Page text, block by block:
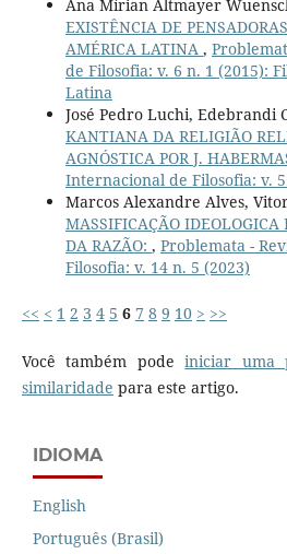
Ana Mírian Altmayer
EXISTÊNCIA DE
AMÉRICA LATINA ,
de Filosofia: v. 6 n. 1 (2015):
Latina
José Pedro Luchi, Edebrandi
KANTIANA DA RELIGIÃO
AGNÓSTICA POR J.
Internacional de Filosofia: v.
Marcos Alexandre Alves,
MASSIFICAÇÃO IDEOLOGICA
DA RAZÃO: , Problemata -
Filosofia: v. 14 n. 5 (2023)
<< < 1 2 3 4 5 6 7 8 9 10 > >>
Você também podeiniciar uma
similaridade para este artigo.
IDIOMA
English
Português (Brasil)